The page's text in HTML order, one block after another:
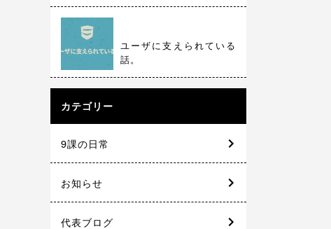
ユーザに支えられている
話。
カテゴリー
9課の日常
お知らせ
代表ブログ